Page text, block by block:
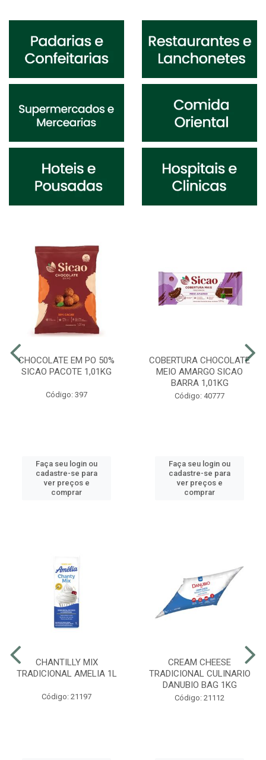
CHOCOLATE EM PO 50%
SICAO PACOTE 1,01KG
Código: 397
Faça seu login ou
cadastre-se para
ver preços e
comprar
COBERTURA CHOCOLATE
MEIO AMARGO SICAO
BARRA 1,01KG
Código: 40777
Faça seu login ou
cadastre-se para
ver preços e
comprar
CHANTILLY MIX
TRADICIONAL AMELIA 1L
Código: 21197
CREAM CHEESE
TRADICIONAL CULINARIO
DANUBIO BAG 1KG
Código: 21112